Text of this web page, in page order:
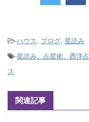
-ハウス, ブログ, 星読み
-星読み、占星術、西洋
ス
関連記事